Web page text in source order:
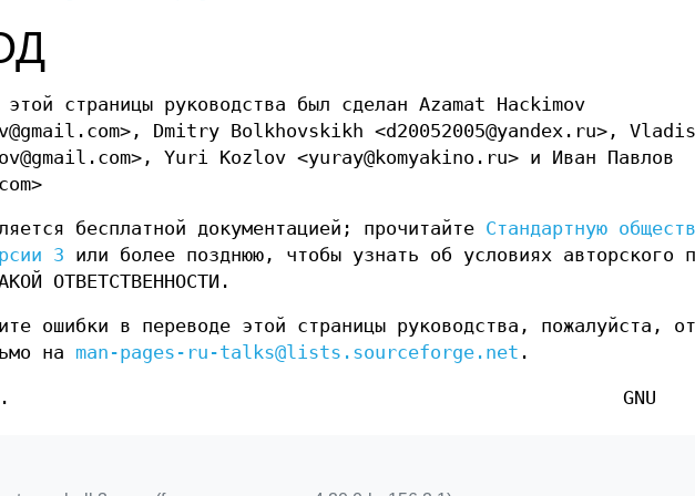
этой страницы руководства был сделан Azamat Hackimov
Dmitry Bolkhovskikh <d20052005@yandex.ru>,
Yuri Kozlov <yuray@komyakino.ru> и Иван Павлов
бесплатной документацией; прочитайте Стандартную
3 или более позднюю, чтобы узнать об условиях авторского
ОТВЕТСТВЕННОСТИ.
ошибки в переводе этой страницы руководства, пожалуйста,
на man-pages-ru-talks@lists.sourceforge.net .
GNU